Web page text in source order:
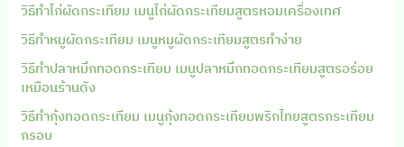
วิธีทำไก่ผัดกระเทียม เมนูไก่ผัดกระเทียมสูตรหอมเครื่องเทศ
วิธีทำหมูผัดกระเทียม เมนูหมูผัดกระเทียมสูตรทำง่าย
วิธีทำปลาหมึกทอดกระเทียม เมนูปลาหมึกทอดกระเทียมสูตรอร่อย
เหมือนร้านดัง
วิธีทำกุ้งทอดกระเทียม เมนูกุ้งทอดกระเทียมพริกไทยสูตรกระเทียม
กรอบ